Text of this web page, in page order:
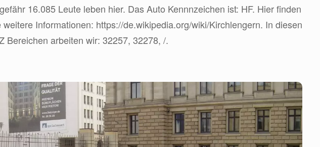
16.085 Leute leben hier. Das Auto Kennnzeichen ist: HF. Hier finden
weitere Informationen: https://de.wikipedia.org/wiki/Kirchlengern. In diesen
Bereichen arbeiten wir: 32257, 32278, /.